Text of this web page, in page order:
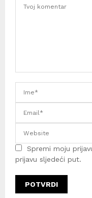
Spremi moju
prijavu sljedeći put.